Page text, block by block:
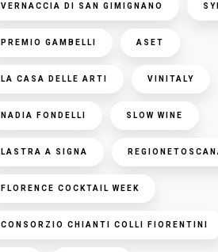
VERNACCIA DI SAN GIMIGNANO
PREMIO GAMBELLI ASET
LA CASA DELLE ARTI VINITALY
NADIA FONDELLI SLOW WINE
LASTRA A SIGNA
FLORENCE COCKTAIL WEEK
CONSORZIO CHIANTI COLLI FIORENTINI